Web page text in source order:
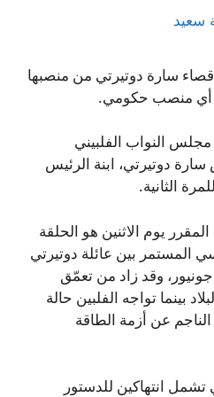
سعيد
سارة دوتيرتي من منصبها
أي منصب حكومي.
مجلس النواب الفلبيني
دوتيرتي، ابنة الرئيس
الثانية.
يوم الاثنين هو الحلقة
المستمر بين عائلة دوتيرتي
جونيور، وقد زاد من تعمّق
بينما تواجه الفلبين حالة
عن أزمة الطاقة
تشمل انتهاكين للدستور